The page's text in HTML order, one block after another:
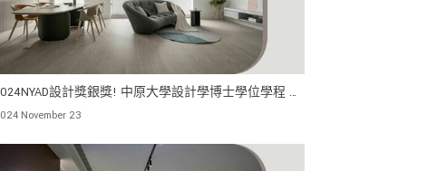
設計獎銀獎! 中原大學設計學博士學位學程 漫
於柔光中 享受日常生活的寧靜
November 23